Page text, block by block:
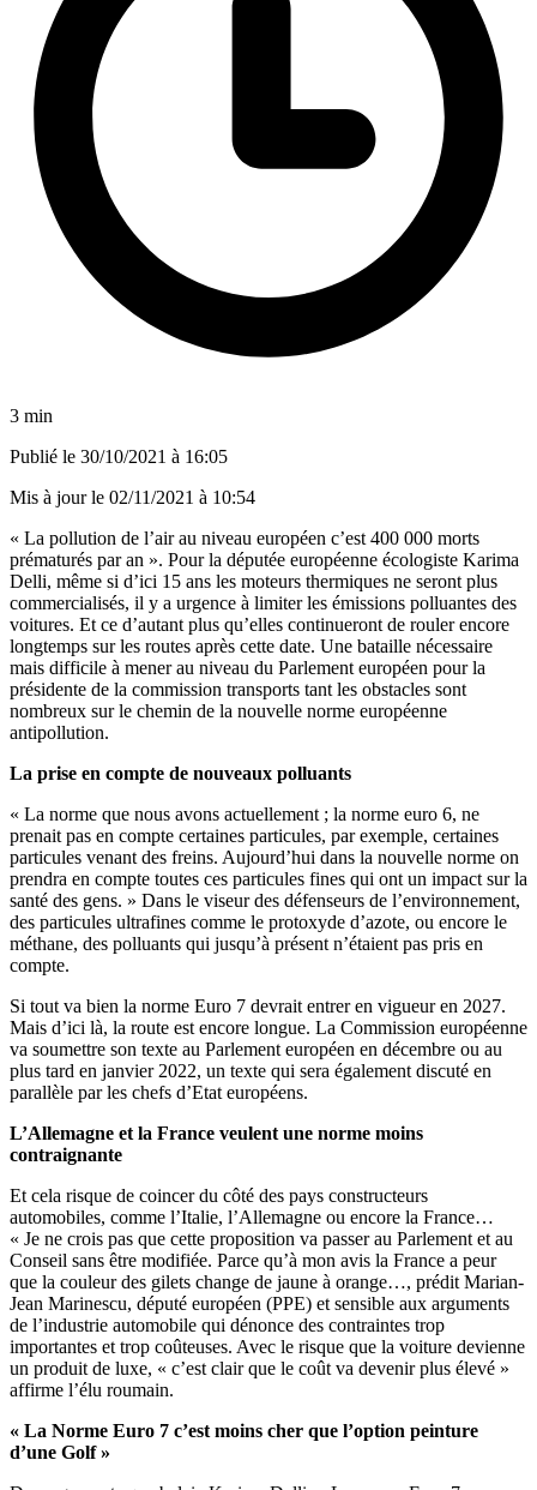
3 min
Publié le 30/10/2021 à 16:05
Mis à jour le 02/11/2021 à 10:54
« La pollution de l’air au niveau européen c’est 400 000 morts
prématurés par an ». Pour la députée européenne écologiste Karima
Delli, même si d’ici 15 ans les moteurs thermiques ne seront plus
commercialisés, il y a urgence à limiter les émissions polluantes des
voitures. Et ce d’autant plus qu’elles continueront de rouler encore
longtemps sur les routes après cette date. Une bataille nécessaire
mais difficile à mener au niveau du Parlement européen pour la
présidente de la commission transports tant les obstacles sont
nombreux sur le chemin de la nouvelle norme européenne
antipollution.
La prise en compte de nouveaux polluants
« La norme que nous avons actuellement ; la norme euro 6, ne
prenait pas en compte certaines particules, par exemple, certaines
particules venant des freins. Aujourd’hui dans la nouvelle norme on
prendra en compte toutes ces particules fines qui ont un impact sur la
santé des gens. » Dans le viseur des défenseurs de l’environnement,
des particules ultrafines comme le protoxyde d’azote, ou encore le
méthane, des polluants qui jusqu’à présent n’étaient pas pris en
compte.
Si tout va bien la norme Euro 7 devrait entrer en vigueur en 2027.
Mais d’ici là, la route est encore longue. La Commission européenne
va soumettre son texte au Parlement européen en décembre ou au
plus tard en janvier 2022, un texte qui sera également discuté en
parallèle par les chefs d’Etat européens.
L’Allemagne et la France veulent une norme moins
contraignante
Et cela risque de coincer du côté des pays constructeurs
automobiles, comme l’Italie, l’Allemagne ou encore la France…
« Je ne crois pas que cette proposition va passer au Parlement et au
Conseil sans être modifiée. Parce qu’à mon avis la France a peur
que la couleur des gilets change de jaune à orange…, prédit Marian-
Jean Marinescu, député européen (PPE) et sensible aux arguments
de l’industrie automobile qui dénonce des contraintes trop
importantes et trop coûteuses. Avec le risque que la voiture devienne
un produit de luxe, « c’est clair que le coût va devenir plus élevé »
affirme l’élu roumain.
« La Norme Euro 7 c’est moins cher que l’option peinture
d’une Golf »